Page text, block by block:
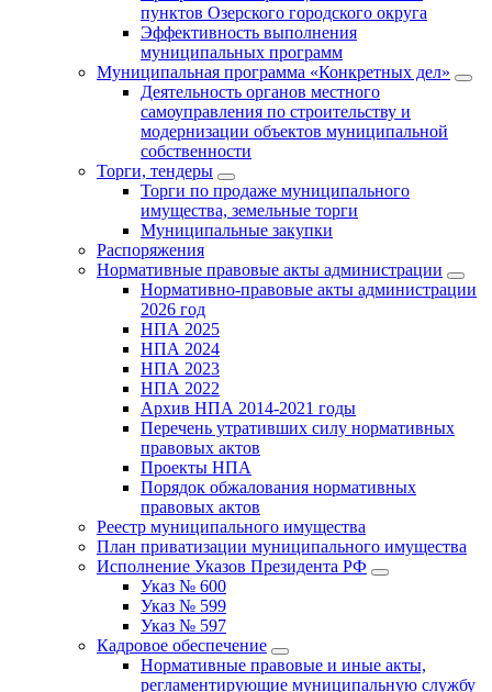
пунктов Озерского городского округа
Эффективность выполнения
муниципальных программ
Муниципальная программа «Конкретных дел»
Деятельность органов местного
самоуправления по строительству и
модернизации объектов муниципальной
собственности
Торги, тендеры
Торги по продаже муниципального
имущества, земельные торги
Муниципальные закупки
Распоряжения
Нормативные правовые акты администрации
Нормативно-правовые акты администрации
2026 год
НПА 2025
НПА 2024
НПА 2023
НПА 2022
Архив НПА 2014-2021 годы
Перечень утративших силу нормативных
правовых актов
Проекты НПА
Порядок обжалования нормативных
правовых актов
Реестр муниципального имущества
План приватизации муниципального имущества
Исполнение Указов Президента РФ
Указ № 600
Указ № 599
Указ № 597
Кадровое обеспечение
Нормативные правовые и иные акты,
регламентирующие муниципальную службу